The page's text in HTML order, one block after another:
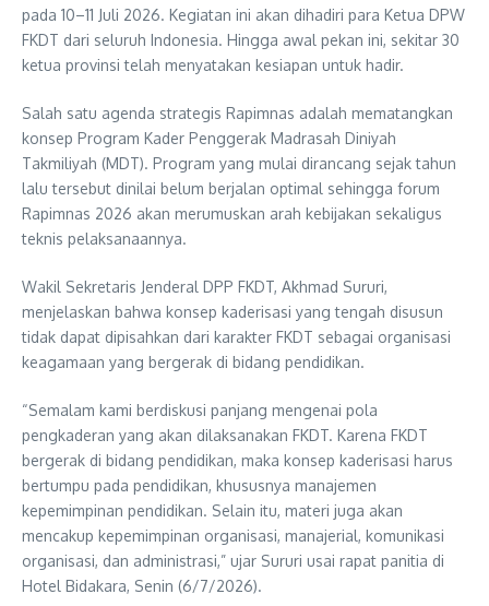
pada 10–11 Juli 2026. Kegiatan ini akan dihadiri para Ketua DPW
FKDT dari seluruh Indonesia. Hingga awal pekan ini, sekitar 30
ketua provinsi telah menyatakan kesiapan untuk hadir.
Salah satu agenda strategis Rapimnas adalah mematangkan
konsep Program Kader Penggerak Madrasah Diniyah
Takmiliyah (MDT). Program yang mulai dirancang sejak tahun
lalu tersebut dinilai belum berjalan optimal sehingga forum
Rapimnas 2026 akan merumuskan arah kebijakan sekaligus
teknis pelaksanaannya.
Wakil Sekretaris Jenderal DPP FKDT, Akhmad Sururi,
menjelaskan bahwa konsep kaderisasi yang tengah disusun
tidak dapat dipisahkan dari karakter FKDT sebagai organisasi
keagamaan yang bergerak di bidang pendidikan.
“Semalam kami berdiskusi panjang mengenai pola
pengkaderan yang akan dilaksanakan FKDT. Karena FKDT
bergerak di bidang pendidikan, maka konsep kaderisasi harus
bertumpu pada pendidikan, khususnya manajemen
kepemimpinan pendidikan. Selain itu, materi juga akan
mencakup kepemimpinan organisasi, manajerial, komunikasi
organisasi, dan administrasi,” ujar Sururi usai rapat panitia di
Hotel Bidakara, Senin (6/7/2026).